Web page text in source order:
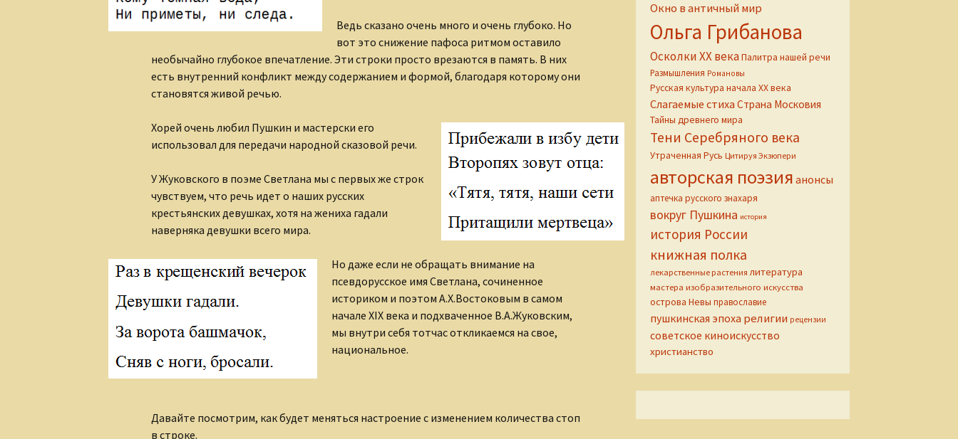
Ведь сказано очень много и очень глубоко. Но
вот это снижение пафоса ритмом оставило
необычайно глубокое впечатление. Эти строки просто врезаются в память. В них
есть внутренний конфликт между содержанием и формой, благодаря которому они
становятся живой речью.
Хорей очень любил Пушкин и мастерски его
использовал для передачи народной сказовой речи.
У Жуковского в поэме Светлана мы с первых же строк
чувствуем, что речь идет о наших русских
крестьянских девушках, хотя на жениха гадали
наверняка девушки всего мира.
Но даже если не обращать внимание на
псевдорусское имя Светлана, сочиненное
историком и поэтом А.Х.Востоковым в самом
начале XIX века и подхваченное В.А.Жуковским,
мы внутри себя тотчас откликаемся на свое,
национальное.
Давайте посмотрим, как будет меняться настроение с изменением количества стоп
в строке.
Окно в античный мир
Ольга Грибанова
Осколки ХХ векаПалитра нашей речи
Размышления Романовы
Русская культура начала ХХ века
Слагаемые стиха Страна Московия
Тайны древнего мира
Тени Серебряного века
Утраченная Русь Цитируя Экзюпери
авторская поэзия анонсы
аптечка русского знахаря
вокруг Пушкина история
история России
книжная полка
лекарственные растения литература
мастера изобразительного искусства
острова Невы православие
пушкинская эпоха религии рецензии
советское киноискусство
христианство